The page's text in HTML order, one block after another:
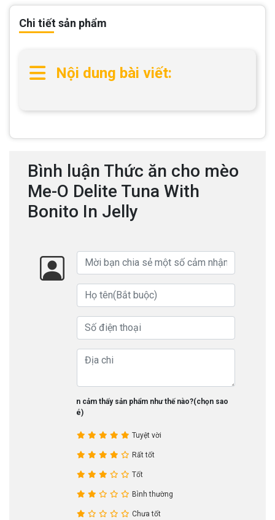
Chi tiết sản phẩm
Nội dung bài viết:
Bình luận Thức ăn cho mèo
Me-O Delite Tuna With
Bonito In Jelly
Bạn cảm thấy sản phẩm như thế nào?(chọn sao
nhé)
Tuyệt vời
Rất tốt
Tốt
Bình thường
Chưa tốt